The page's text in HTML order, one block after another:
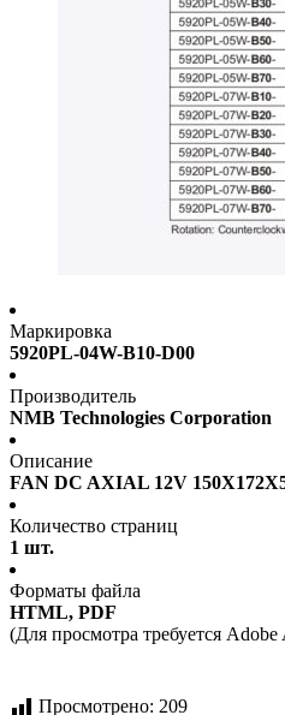
Маркировка
5920PL-04W-B10-D00
Производитель
NMB Technologies Corporation
Описание
FAN DC AXIAL 12V
Количество страниц
1 шт.
Форматы файла
HTML, PDF
(Для просмотра требуется Adobe
Просмотрено: 209